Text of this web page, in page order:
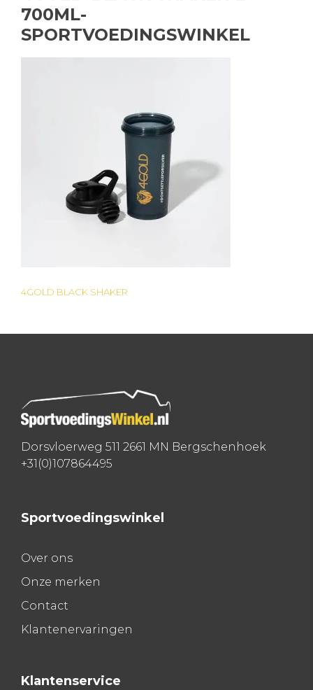
700ML-
SPORTVOEDINGSWINKEL
Bericht
navigatie
4GOLD BLACK SHAKER
Dorsvloerweg 511 2661 MN Bergschenhoek
+31(0)107864495
Sportvoedingswinkel
Over ons
Onze merken
Contact
Klantenervaringen
Klantenservice